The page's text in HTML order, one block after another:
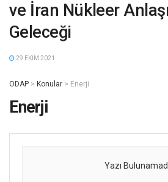
ve İran Nükleer
Geleceği
29 EKIM 2021
ODAP > Konular > Enerji
Enerji
Yazı